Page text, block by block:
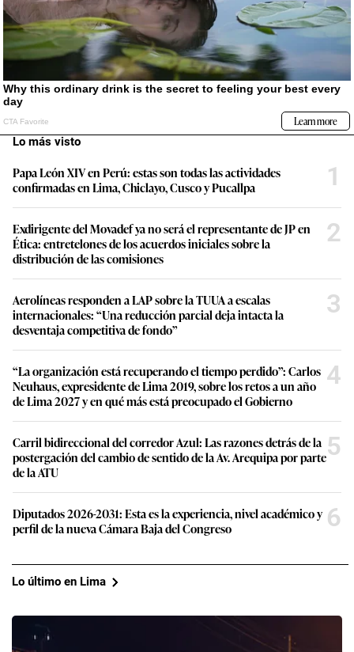
Lo más visto
Papa León XIV en Perú: estas son todas las actividades
confirmadas en Lima, Chiclayo, Cusco y Pucallpa
1
Exdirigente del Movadef ya no será el representante de JP en
Ética: entretelones de los acuerdos iniciales sobre la
distribución de las comisiones
2
Aerolíneas responden a LAP sobre la TUUA a escalas
internacionales: “Una reducción parcial deja intacta la
desventaja competitiva de fondo”
3
“La organización está recuperando el tiempo perdido”: Carlos
Neuhaus, expresidente de Lima 2019, sobre los retos a un año
de Lima 2027 y en qué más está preocupado el Gobierno
4
Carril bidireccional del corredor Azul: Las razones detrás de la
postergación del cambio de sentido de la Av. Arequipa por parte
de la ATU
5
Diputados 2026-2031: Esta es la experiencia, nivel académico y
perfil de la nueva Cámara Baja del Congreso
6
Lo último en Lima